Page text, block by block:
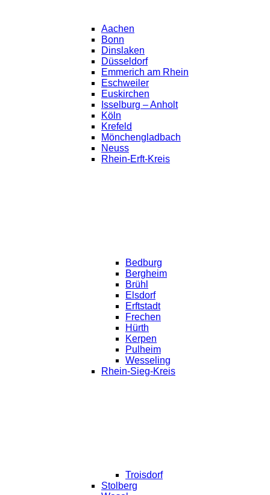
Aachen
Bonn
Dinslaken
Düsseldorf
Emmerich am Rhein
Eschweiler
Euskirchen
Isselburg – Anholt
Köln
Krefeld
Mönchengladbach
Neuss
Rhein-Erft-Kreis
Bedburg
Bergheim
Brühl
Elsdorf
Erftstadt
Frechen
Hürth
Kerpen
Pulheim
Wesseling
Rhein-Sieg-Kreis
Troisdorf
Stolberg